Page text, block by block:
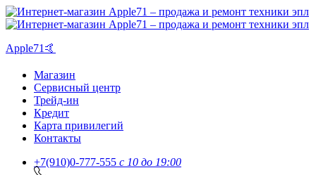
Apple71🤙
Магазин
Сервисный центр
Трейд-ин
Кредит
Карта привилегий
Контакты
+7(910)0-777-555 c 10 до 19:00